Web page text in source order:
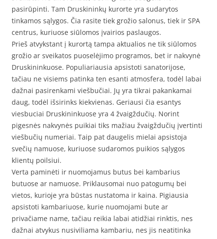
pasirūpinti. Tam Druskininkų kurorte yra sudarytos
tinkamos sąlygos. Čia rasite tiek grožio salonus, tiek ir SPA
centrus, kuriuose siūlomos įvairios paslaugos.
Prieš atvykstant į kurortą tampa aktualios ne tik siūlomos
grožio ar sveikatos puoselėjimo programos, bet ir nakvynė
Druskininkuose. Populiariausia apsistoti sanatorijose,
tačiau ne visiems patinka ten esanti atmosfera, todėl labai
dažnai pasirenkami viešbučiai. Jų yra tikrai pakankamai
daug, todėl išsirinks kiekvienas. Geriausi čia esantys
viesbuciai Druskininkuose yra 4 žvaigždučių. Norint
pigesnės nakvynės puikiai tiks mažiau žvaigždučių įvertinti
viešbučių numeriai. Taip pat daugelis mielai apsistoja
svečių namuose, kuriuose sudaromos puikios sąlygos
klientų poilsiui.
Verta paminėti ir nuomojamus butus bei kambarius
butuose ar namuose. Priklausomai nuo patogumų bei
vietos, kurioje yra būstas nustatoma ir kaina. Pigiausia
apsistoti kambariuose, kurie nuomojami bute ar
privačiame name, tačiau reikia labai atidžiai rinktis, nes
dažnai atvykus nusiviliama kambariu, nes jis neatitinka